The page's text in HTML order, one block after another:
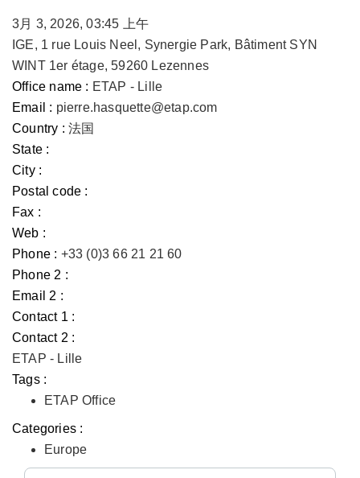
3月 3, 2026, 03:45 上午
IGE, 1 rue Louis Neel, Synergie Park, Bâtiment SYN
WINT 1er étage, 59260 Lezennes
Office name : ETAP - Lille
Email : pierre.hasquette@etap.com
Country : 法国
State :
City :
Postal code :
Fax :
Web :
Phone : +33 (0)3 66 21 21 60
Phone 2 :
Email 2 :
Contact 1 :
Contact 2 :
ETAP - Lille
Tags :
ETAP Office
Categories :
Europe